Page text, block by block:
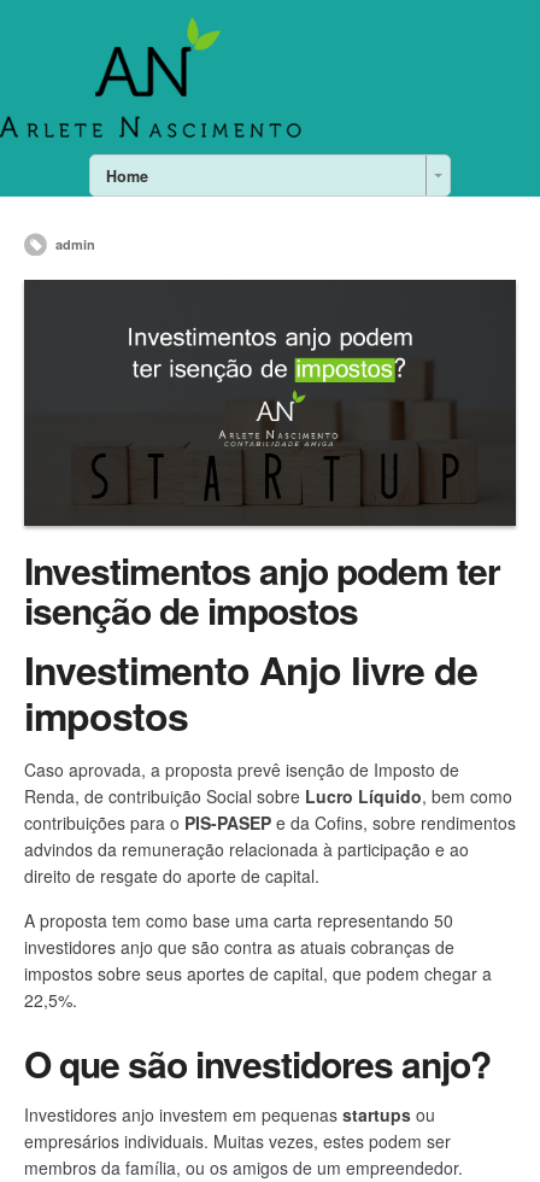
Home
admin
Investimentos anjo podem ter
isenção de impostos
Investimento Anjo livre de
impostos
Caso aprovada, a proposta prevê isenção de Imposto de
Renda, de contribuição Social sobre Lucro Líquido, bem como
contribuições para o PIS-PASEP e da Cofins, sobre rendimentos
advindos da remuneração relacionada à participação e ao
direito de resgate do aporte de capital.
A proposta tem como base uma carta representando 50
investidores anjo que são contra as atuais cobranças de
impostos sobre seus aportes de capital, que podem chegar a
22,5%.
O que são investidores anjo?
Investidores anjo investem em pequenas startups ou
empresários individuais. Muitas vezes, estes podem ser
membros da família, ou os amigos de um empreendedor.